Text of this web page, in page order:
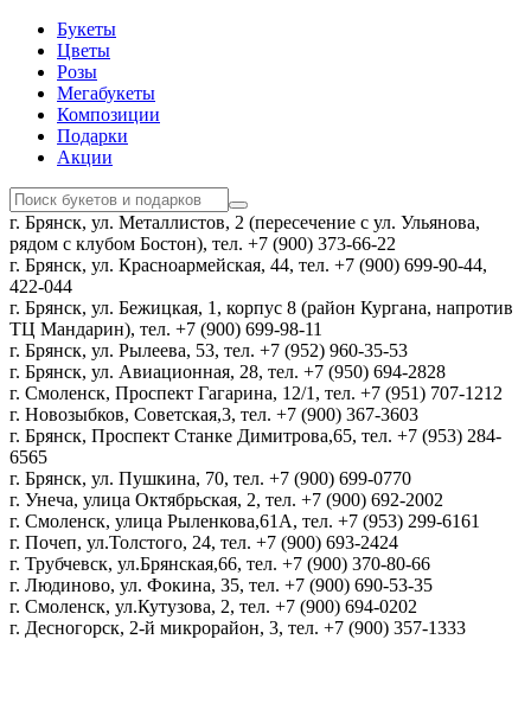
Букеты
Цветы
Розы
Мегабукеты
Композиции
Подарки
Акции
г. Брянск, ул. Металлистов, 2 (пересечение с ул. Ульянова,
рядом с клубом Бостон), тел. +7 (900) 373-66-22
г. Брянск, ул. Красноармейская, 44, тел. +7 (900) 699-90-44,
422-044
г. Брянск, ул. Бежицкая, 1, корпус 8 (район Кургана, напротив
ТЦ Мандарин), тел. +7 (900) 699-98-11
г. Брянск, ул. Рылеева, 53, тел. +7 (952) 960-35-53
г. Брянск, ул. Авиационная, 28, тел. +7 (950) 694-2828
г. Смоленск, Проспект Гагарина, 12/1, тел. +7 (951) 707-1212
г. Новозыбков, Советская,3, тел. +7 (900) 367-3603
г. Брянск, Проспект Станке Димитрова,65, тел. +7 (953) 284-
6565
г. Брянск, ул. Пушкина, 70, тел. +7 (900) 699-0770
г. Унеча, улица Октябрьская, 2, тел. +7 (900) 692-2002
г. Смоленск, улица Рыленкова,61А, тел. +7 (953) 299-6161
г. Почеп, ул.Толстого, 24, тел. +7 (900) 693-2424
г. Трубчевск, ул.Брянская,66, тел. +7 (900) 370-80-66
г. Людиново, ул. Фокина, 35, тел. +7 (900) 690-53-35
г. Смоленск, ул.Кутузова, 2, тел. +7 (900) 694-0202
г. Десногорск, 2-й микрорайон, 3, тел. +7 (900) 357-1333